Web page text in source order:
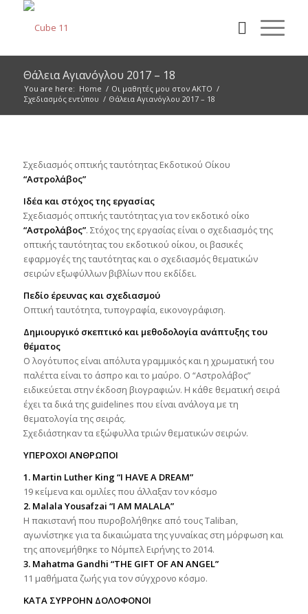
Θάλεια Αγιανόγλου 2017 – 18
You are here: Home / Οι μαθητές μου στον ΑΚΤΟ /
Σχεδιασμός εντύπου / Θάλεια Αγιανόγλου 2017 – 18
Σχεδιασμός οπτικής ταυτότητας Εκδοτικού Οίκου
“Αστρολάβος”
Ιδέα και στόχος της εργασίας
Σχεδιασμός οπτικής ταυτότητας για τον εκδοτικό οίκο
“Αστρολάβος”. Στόχος της εργασίας είναι ο σχεδιασμός της
οπτικής ταυτότητας του εκδοτικού οίκου, οι βασικές
εφαρμογές της ταυτότητας και ο σχεδιασμός θεματικών
σειρών εξωφύλλων βιβλίων που εκδίδει.
Πεδίο έρευνας και σχεδιασμού
Οπτική ταυτότητα, τυπογραφία, εικονογράφιση.
Δημιουργικό σκεπτικό και μεθοδολογία ανάπτυξης του
θέματος
Ο λογότυπος είναι απόλυτα γραμμικός και η χρωματική του
παλέττα είναι το άσπρο και το μαύρο. Ο “Αστρολάβος”
ειδικεύεται στην έκδοση βιογραφιών. Η κάθε θεματική σειρά
έχει τα δικά της guidelines που είναι ανάλογα με τη
θεματολογία της σειράς.
Σχεδιάστηκαν τα εξώφυλλα τριών θεματικών σειρών.
ΥΠΕΡΟΧΟΙ ΑΝΘΡΩΠΟΙ
1. Martin Luther King “I HAVE A DREAM”
19 κείμενα και ομιλίες που άλλαξαν τον κόσμο
2. Μalala Yousafzai “I AM MALALA”
Η πακιστανή που πυροβολήθηκε από τους Taliban,
αγωνίστηκε για τα δικαιώματα της γυναίκας στη μόρφωση και
της απονεμήθηκε το Νόμπελ Ειρήνης το 2014.
3. Mahatma Gandhi “ΤΗΕ GIFT OF AN ANGEL”
11 μαθήματα ζωής για τον σύγχρονο κόσμο.
ΚΑΤΑ ΣΥΡΡΟΗΝ ΔΟΛΟΦΟΝΟΙ